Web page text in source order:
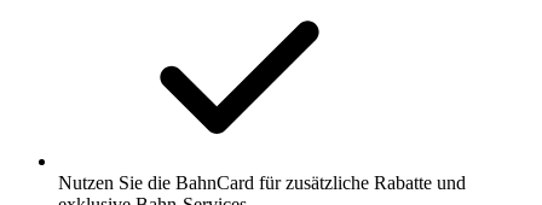
Nutzen Sie die BahnCard für zusätzliche Rabatte und